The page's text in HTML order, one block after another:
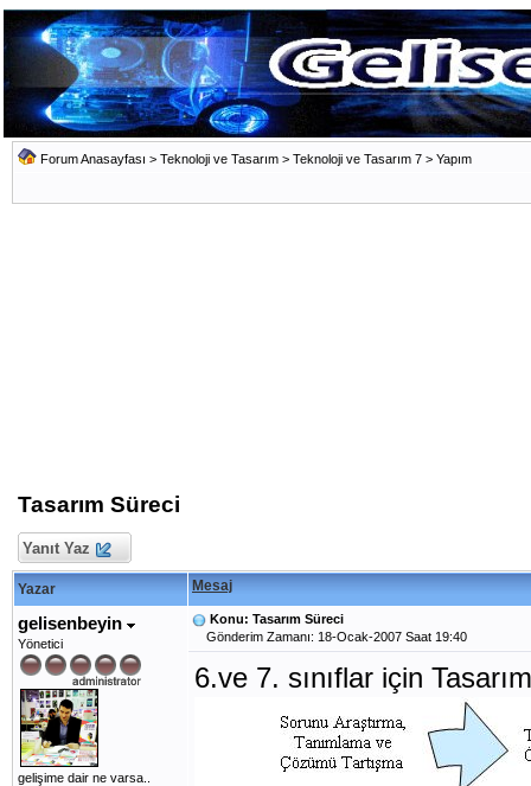
Forum Anasayfası > Teknoloji ve Tasarım > Teknoloji ve Tasarım 7 > Yapım
Tasarım Süreci
Yanıt Yaz
Yazar Mesaj
gelisenbeyin
Yönetici
gelişime dair ne varsa..
Konu: Tasarım Süreci
Gönderim Zamanı: 18-Ocak-2007 Saat 19:40
6.ve 7. sınıflar için